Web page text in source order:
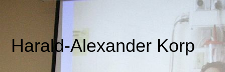
Harald-Alexander Korp